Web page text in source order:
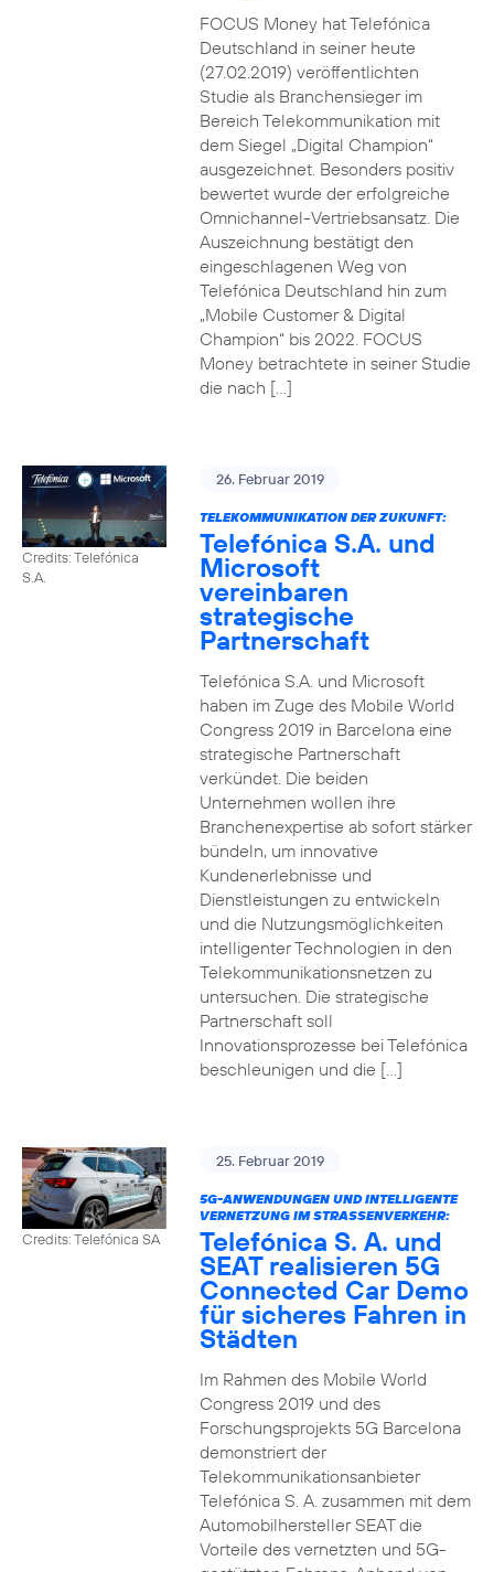
FOCUS Money hat Telefónica
Deutschland in seiner heute
(27.02.2019) veröffentlichten
Studie als Branchensieger im
Bereich Telekommunikation mit
dem Siegel „Digital Champion“
ausgezeichnet. Besonders positiv
bewertet wurde der erfolgreiche
Omnichannel-Vertriebsansatz. Die
Auszeichnung bestätigt den
eingeschlagenen Weg von
Telefónica Deutschland hin zum
„Mobile Customer & Digital
Champion“ bis 2022. FOCUS
Money betrachtete in seiner Studie
die nach […]
Credits: Telefónica
S.A.
26. Februar 2019
TELEKOMMUNIKATION DER ZUKUNFT:
Telefónica S.A. und
Microsoft
vereinbaren
strategische
Partnerschaft
Telefónica S.A. und Microsoft
haben im Zuge des Mobile World
Congress 2019 in Barcelona eine
strategische Partnerschaft
verkündet. Die beiden
Unternehmen wollen ihre
Branchenexpertise ab sofort stärker
bündeln, um innovative
Kundenerlebnisse und
Dienstleistungen zu entwickeln
und die Nutzungsmöglichkeiten
intelligenter Technologien in den
Telekommunikationsnetzen zu
untersuchen. Die strategische
Partnerschaft soll
Innovationsprozesse bei Telefónica
beschleunigen und die […]
Credits: Telefónica SA
25. Februar 2019
5G-ANWENDUNGEN UND INTELLIGENTE
VERNETZUNG IM STRASSENVERKEHR:
Telefónica S. A. und
SEAT realisieren 5G
Connected Car Demo
für sicheres Fahren in
Städten
Im Rahmen des Mobile World
Congress 2019 und des
Forschungsprojekts 5G Barcelona
demonstriert der
Telekommunikationsanbieter
Telefónica S. A. zusammen mit dem
Automobilhersteller SEAT die
Vorteile des vernetzten und 5G-